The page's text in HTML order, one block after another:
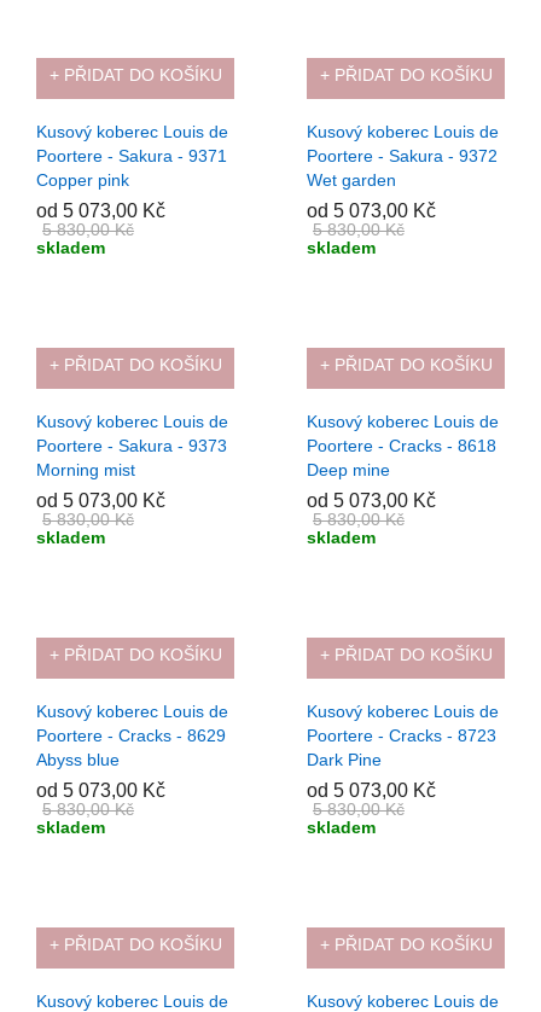
-13%
+ PŘIDAT DO KOŠÍKU
Kusový koberec Louis de
Poortere - Sakura - 9371
Copper pink
od 5 073,00 Kč
5 830,00 Kč
skladem
-13%
+ PŘIDAT DO KOŠÍKU
Kusový koberec Louis de
Poortere - Sakura - 9372
Wet garden
od 5 073,00 Kč
5 830,00 Kč
skladem
-13%
+ PŘIDAT DO KOŠÍKU
Kusový koberec Louis de
Poortere - Sakura - 9373
Morning mist
od 5 073,00 Kč
5 830,00 Kč
skladem
-13%
+ PŘIDAT DO KOŠÍKU
Kusový koberec Louis de
Poortere - Cracks - 8618
Deep mine
od 5 073,00 Kč
5 830,00 Kč
skladem
-13%
+ PŘIDAT DO KOŠÍKU
Kusový koberec Louis de
Poortere - Cracks - 8629
Abyss blue
od 5 073,00 Kč
5 830,00 Kč
skladem
-13%
+ PŘIDAT DO KOŠÍKU
Kusový koberec Louis de
Poortere - Cracks - 8723
Dark Pine
od 5 073,00 Kč
5 830,00 Kč
skladem
-13%
+ PŘIDAT DO KOŠÍKU
Kusový koberec Louis de
-13%
+ PŘIDAT DO KOŠÍKU
Kusový koberec Louis de